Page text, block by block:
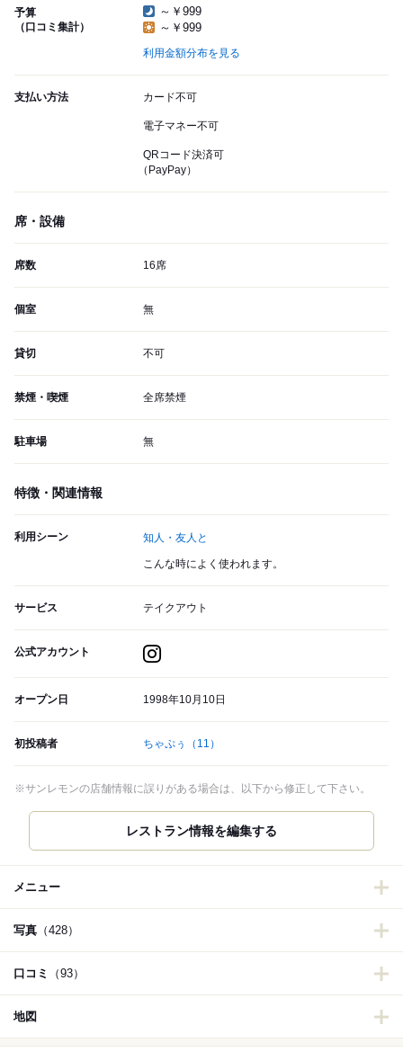
予算
（口コミ集計）
～￥999
～￥999
利用金額分布を見る
支払い方法 カード不可
電子マネー不可
QRコード決済可
（PayPay）
席・設備
席数 16席
個室 無
貸切 不可
禁煙・喫煙 全席禁煙
駐車場 無
特徴・関連情報
利用シーン 知人・友人と
こんな時によく使われます。
サービス テイクアウト
公式アカウント
オープン日 1998年10月10日
初投稿者 ちゃぷぅ （11）
※サンレモンの店舗情報に誤りがある場合は、以下から修正して下さい。
メニュー
写真 （428）
口コミ （93）
地図